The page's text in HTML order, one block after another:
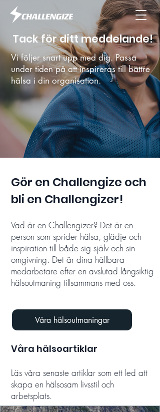
Tack för ditt meddelande!
Vi följer snart upp med dig. Passa
under tiden på att inspireras till bättre
hälsa i din organisation.
Gör en Challengize och
bli en Challengizer!
Vad är en Challengizer? Det är en
person som sprider hälsa, glädje och
inspiration till både sig själv och sin
omgivning. Det är dina hållbara
medarbetare efter en avslutad långsiktig
hälsoutmaning tillsammans med oss.
Våra hälsoutmaningar
Våra hälsoartiklar
Läs våra senaste artiklar som ett led att
skapa en hälsosam livsstil och
arbetsplats.